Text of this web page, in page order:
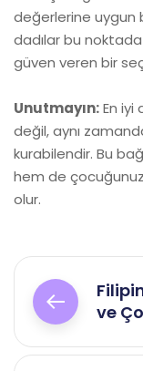
değerlerine uygun
dadılar bu
güven veren bir
Unutmayın:En iyi
değil, aynı
kurabilendir. Bu
hem de
olur.
Yazı
gezinmesi
ve